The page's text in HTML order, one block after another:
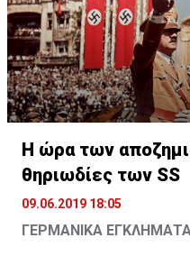
Η ώρα των
θηριωδίες των SS
09.06.2019 18:05
ΓΕΡΜΑΝΙΚΑ